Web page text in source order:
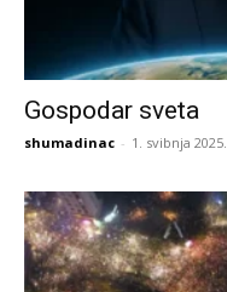
Gospodar sveta
shumadinac - 1. svibnja 2025.